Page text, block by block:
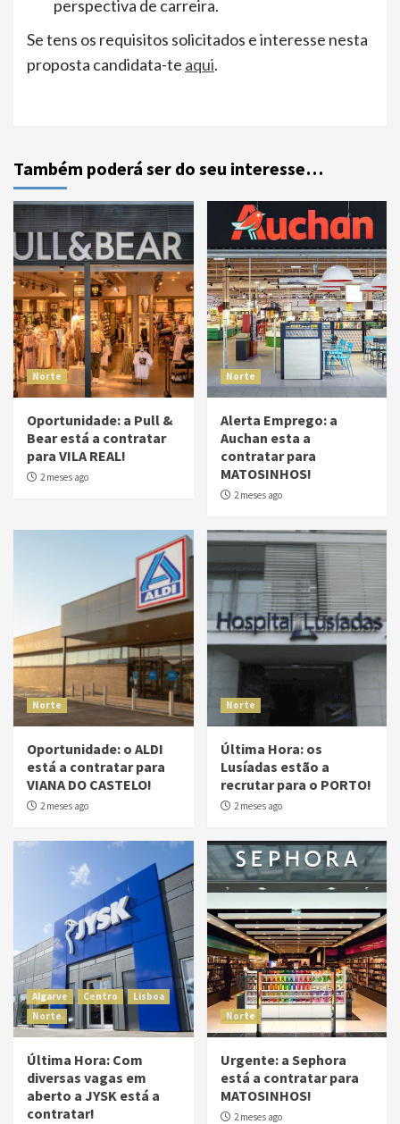
perspectiva de carreira.
Se tens os requisitos solicitados e interesse nesta
proposta candidata-te aqui.
Também poderá ser do seu interesse…
Norte
Oportunidade: a Pull &
Bear está a contratar
para VILA REAL!
2 meses ago
Norte
Alerta Emprego: a
Auchan esta a
contratar para
MATOSINHOS!
2 meses ago
Norte
Oportunidade: o ALDI
está a contratar para
VIANA DO CASTELO!
2 meses ago
Norte
Última Hora: os
Lusíadas estão a
recrutar para o PORTO!
2 meses ago
Algarve Centro
Lisboa
Norte
Última Hora: Com
diversas vagas em
aberto a JYSK está a
contratar!
Norte
Urgente: a Sephora
está a contratar para
MATOSINHOS!
2 meses ago